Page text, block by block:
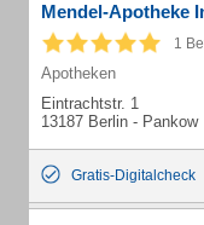
Mendel-Apotheke
1
Apotheken
Eintrachtstr. 1
13187 Berlin - Pankow
Gratis-Digitalcheck